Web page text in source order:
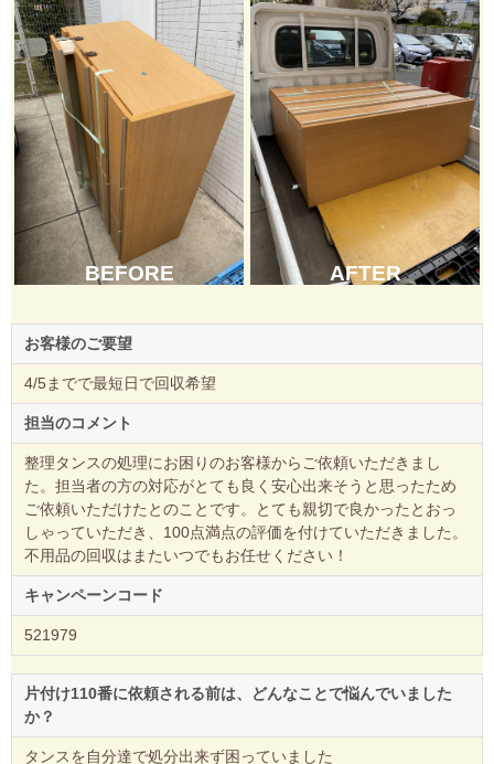
BEFORE AFTER
お客様のご要望
4/5までで最短日で回収希望
担当のコメント
整理タンスの処理にお困りのお客様からご依頼いただきまし
た。担当者の方の対応がとても良く安心出来そうと思ったため
ご依頼いただけたとのことです。とても親切で良かったとおっ
しゃっていただき、100点満点の評価を付けていただきました。
不用品の回収はまたいつでもお任せください！
キャンペーンコード
521979
片付け110番に依頼される前は、どんなことで悩んでいました
か？
タンスを自分達で処分出来ず困っていました